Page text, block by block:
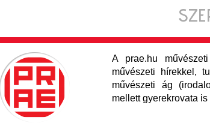
A prae.hu
művészeti hírekkel,
művészeti ág
mellett gyerekrovata is